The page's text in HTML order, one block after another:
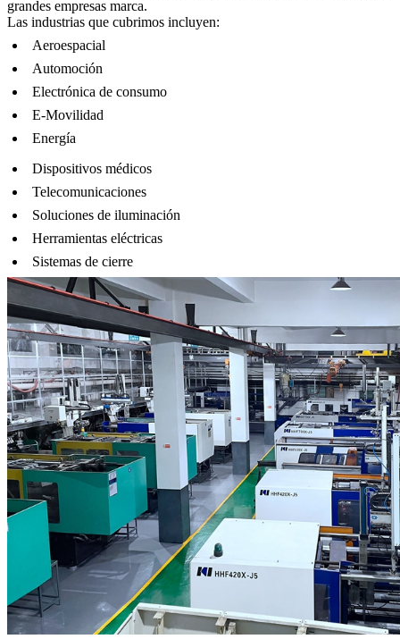
grandes empresas marca.
Las industrias que cubrimos incluyen:
Aeroespacial
Automoción
Electrónica de consumo
E-Movilidad
Energía
Dispositivos médicos
Telecomunicaciones
Soluciones de iluminación
Herramientas eléctricas
Sistemas de cierre